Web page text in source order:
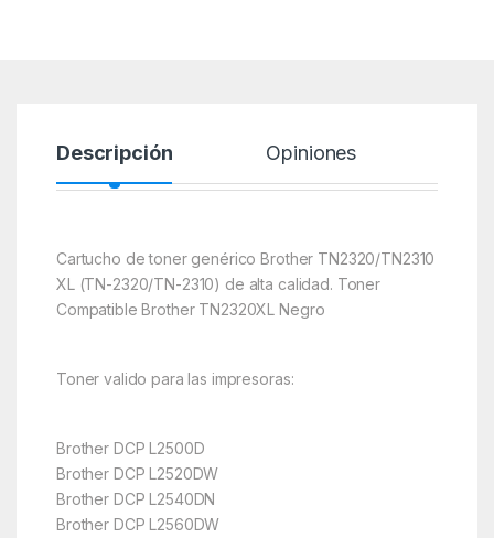
Descripción Opiniones
Cartucho de toner genérico Brother TN2320/TN2310
XL (TN-2320/TN-2310) de alta calidad. Toner
Compatible Brother TN2320XL Negro
Toner valido para las impresoras:
Brother DCP L2500D
Brother DCP L2520DW
Brother DCP L2540DN
Brother DCP L2560DW